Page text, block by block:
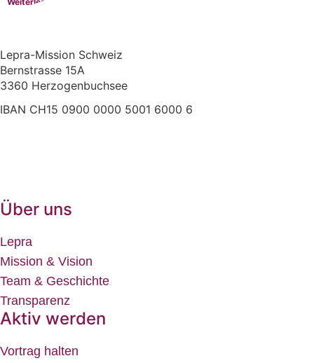
Lepra-Mission Schweiz
Bernstrasse 15A
3360 Herzogenbuchsee
IBAN CH15 0900 0000 5001 6000 6
Über uns
Lepra
Mission & Vision
Team & Geschichte
Transparenz
Aktiv werden
Vortrag halten